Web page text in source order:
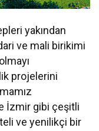
yakından
ve mali birikimi
projelerini
İzmir gibi çeşitli
ve yenilikçi bir